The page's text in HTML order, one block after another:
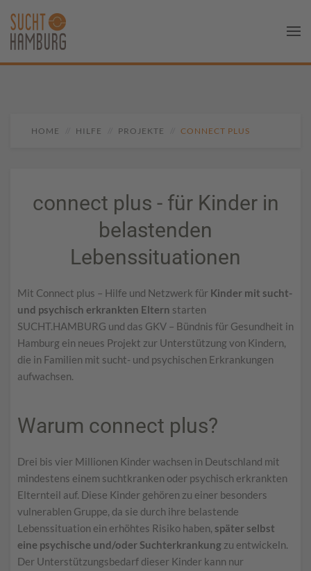
HOME HILFE PROJEKTE CONNECT PLUS
connect plus - für Kinder in
belastenden
Lebenssituationen
Mit Connect plus – Hilfe und Netzwerk für Kinder mit sucht-
und psychisch erkrankten Eltern starten
SUCHT.HAMBURG und das GKV – Bündnis für Gesundheit in
Hamburg ein neues Projekt zur Unterstützung von Kindern,
die in Familien mit sucht- und psychischen Erkrankungen
aufwachsen.
Warum connect plus?
Drei bis vier Millionen Kinder wachsen in Deutschland mit
mindestens einem suchtkranken oder psychisch erkrankten
Elternteil auf. Diese Kinder gehören zu einer besonders
vulnerablen Gruppe, da sie durch ihre belastende
Lebenssituation ein erhöhtes Risiko haben, später selbst
eine psychische und/oder Suchterkrankung zu entwickeln.
Der Unterstützungsbedarf dieser Kinder kann nur